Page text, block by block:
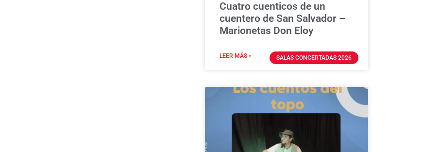
SALAS CONCERTADAS 2026
Cuatro cuenticos de un
cuentero de San Salvador –
Marionetas Don Eloy
LEER MÁS »